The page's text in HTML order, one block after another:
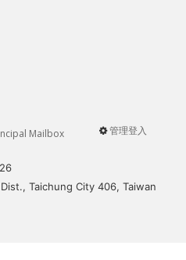
User
管理登入
Mailbox
Taichung City 406, Taiwan